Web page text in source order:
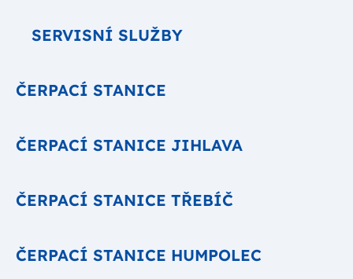
SERVISNÍ SLUŽBY
ČERPACÍ STANICE
ČERPACÍ STANICE JIHLAVA
ČERPACÍ STANICE TŘEBÍČ
ČERPACÍ STANICE HUMPOLEC